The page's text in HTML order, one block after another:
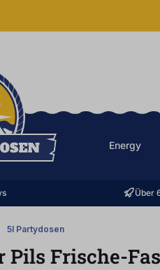
Energy
Über
5l Partydosen
Pils Frische-